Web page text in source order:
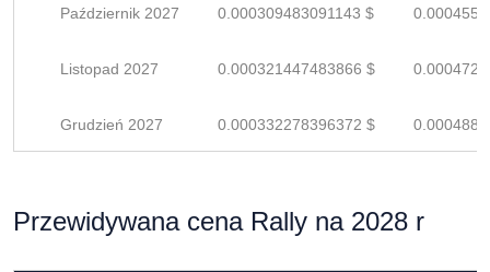
Październik 2027 0.000309483091143 $
Listopad 2027 0.000321447483866 $
Grudzień 2027 0.000332278396372 $
Przewidywana cena Rally na 2028 r